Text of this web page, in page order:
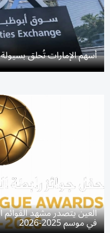
أسهم الإمارات تُحلق بسيولة 2.64 مليار
العين يتصدر مشهد القوائم
في موسم 2025-2026